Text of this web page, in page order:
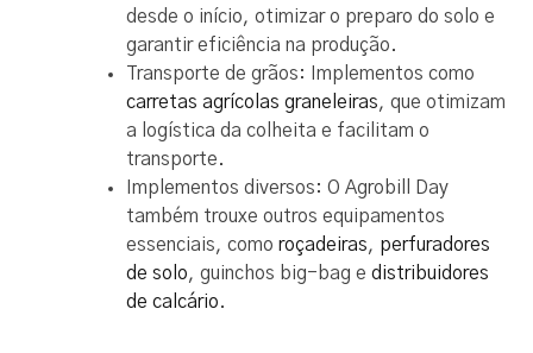
desde o início, otimizar o preparo do solo e
garantir eficiência na produção.
Transporte de grãos: Implementos como
carretas agrícolas graneleiras, que otimizam
a logística da colheita e facilitam o
transporte.
Implementos diversos: O Agrobill Day
também trouxe outros equipamentos
essenciais, como roçadeiras, perfuradores
de solo, guinchos big-bag e distribuidores
de calcário.